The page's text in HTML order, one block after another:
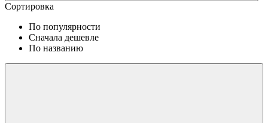
Сортировка
По популярности
Сначала дешевле
По названию